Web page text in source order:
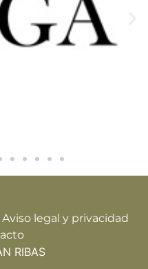
Aviso legal y privacidad
RIBAS